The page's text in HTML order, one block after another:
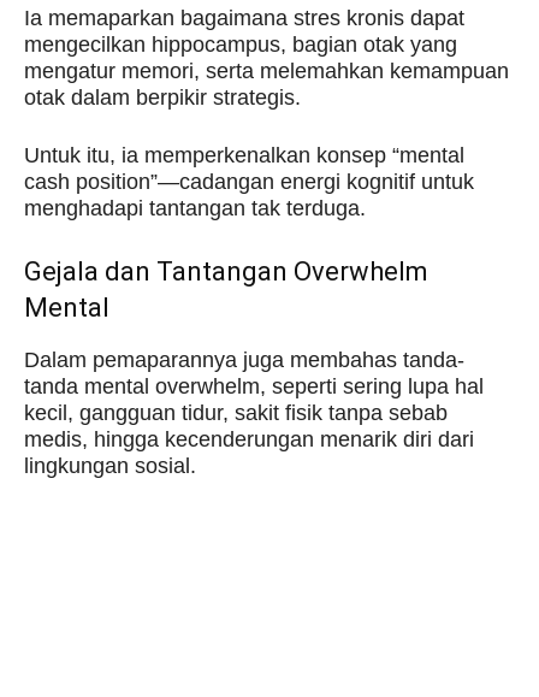
Ia memaparkan bagaimana stres kronis dapat
mengecilkan hippocampus, bagian otak yang
mengatur memori, serta melemahkan kemampuan
otak dalam berpikir strategis.
Untuk itu, ia memperkenalkan konsep “mental
cash position”—cadangan energi kognitif untuk
menghadapi tantangan tak terduga.
Gejala dan Tantangan Overwhelm
Mental
Dalam pemaparannya juga membahas tanda-
tanda mental overwhelm, seperti sering lupa hal
kecil, gangguan tidur, sakit fisik tanpa sebab
medis, hingga kecenderungan menarik diri dari
lingkungan sosial.